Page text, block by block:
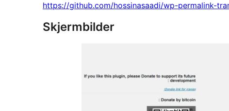
https://github.com/hossinasaadi/wp-permalink-
Skjermbilder